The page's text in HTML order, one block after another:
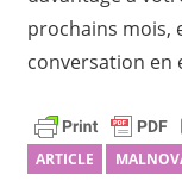
prochains mois,
conversation en
ARTICLE